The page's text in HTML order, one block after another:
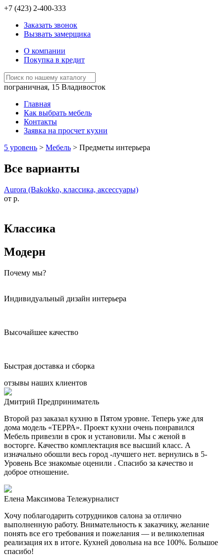
+7 (423) 2-400-333
Заказать звонок
Вызвать замерщика
О компании
Покупка в кредит
пограничная, 15 Владивосток
Главная
Как выбрать мебель
Контакты
Заявка на просчет кухни
5 уровень > Мебель > Предметы интерьера
Все варианты
Aurora (Bakokko, классика, аксессуары)
от р.
Классика
Модерн
Почему мы?
Индивидуальный дизайн интерьера
Высочайшее качество
Быстрая доставка и сборка
отзывы наших клиентов
Дмитрий Предприниматель
Второй раз заказал кухню в Пятом уровне. Теперь уже для
дома модель «ТЕРРА». Проект кухни очень понравился
Мебель привезли в срок и установили. Мы с женой в
восторге. Качество комплектация все высший класс. А
изначально обошли весь город -лучшего нет. вернулись в 5-
Уровень Все знакомые оценили . Спасибо за качество и
доброе отношение.
Елена Максимова Тележурналист
Хочу поблагодарить сотрудников салона за отлично
выполненную работу. Внимательность к заказчику, желание
понять все его требования и пожелания — и великолепная
реализация их в итоге. Кухней довольна на все 100%. Большое
спасибо!